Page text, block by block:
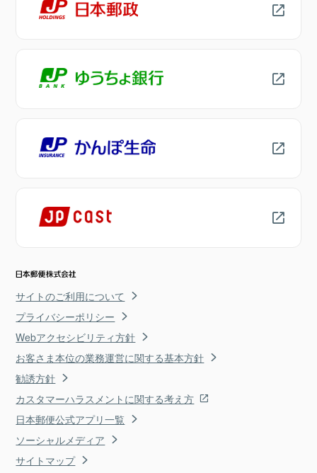
サイトのご利用について
プライバシーポリシー
Webアクセシビリティ方針
お客さま本位の業務運営に関する基本方針
勧誘方針
カスタマーハラスメントに関する考え方
日本郵便公式アプリ一覧
ソーシャルメディア
サイトマップ